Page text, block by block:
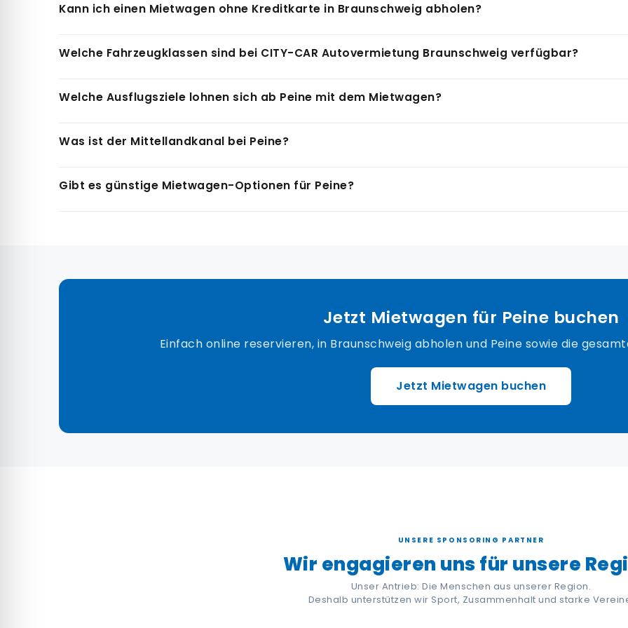
historische Innenstadt mit der Stadtkirche St. Jakobi. Braunschweig ist in 22 Minuten erreichbar,
Kann ich einen Mietwagen ohne Kreditkarte in Braunschweig abholen?
Kaution und Zahlung findest du im Online-Buchungssystem.
Welche Fahrzeugklassen sind bei CITY-CAR Autovermietung Braunschweig verfügbar?
Online-Buchungssystem in Echtzeit.
Welche Ausflugsziele lohnen sich ab Peine mit dem Mietwagen?
in 40 Minuten. Der Naturpark Elm-Lappwald beginnt direkt östlich von Peine.
Was ist der Mittellandkanal bei Peine?
Westen mit der Elbe im Osten. Am Kanal gibt es Radwege und Ausblicke auf die Binnenschifffahrt, ein
Gibt es günstige Mietwagen-Optionen für Peine?
Jetzt Mietwagen für Peine buchen
Einfach online reservieren, in Braunschweig abholen und Peine sowie die
Jetzt Mietwagen buchen
UNSERE SPONSORING PARTNER
Wir engagieren uns für unsere
Unser Antrieb: Die Menschen aus unserer Region.
Deshalb unterstützen wir Sport, Zusammenhalt und starke